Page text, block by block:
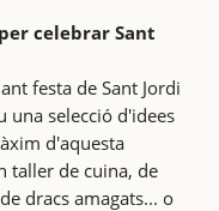
celebrar Sant
festa de Sant Jordi
una selecció d'idees
d'aquesta
taller de cuina, de
dracs amagats... o